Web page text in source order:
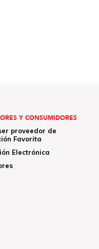
Y CONSUMIDORES
proveedor de
Favorita
Electrónica